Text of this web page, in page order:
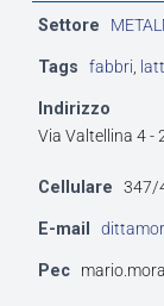
Settore
Tags fabbri,
Indirizzo
Via Valtellina 4 -
Cellulare 347/
E-mail
Pec